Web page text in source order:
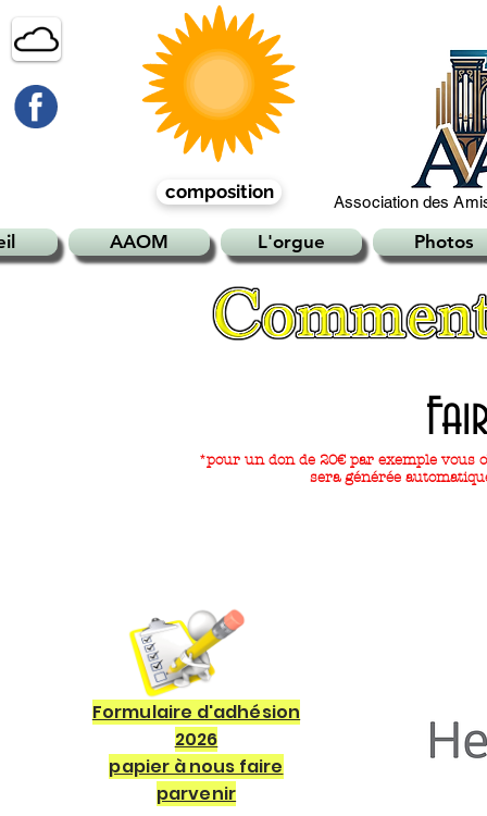
composition Association des
AAOM L'orgue Photos
*pour un don de 20€ par exemple vous
sera générée
Formulaire d'adhésion
2026
papier à nous faire
parvenir